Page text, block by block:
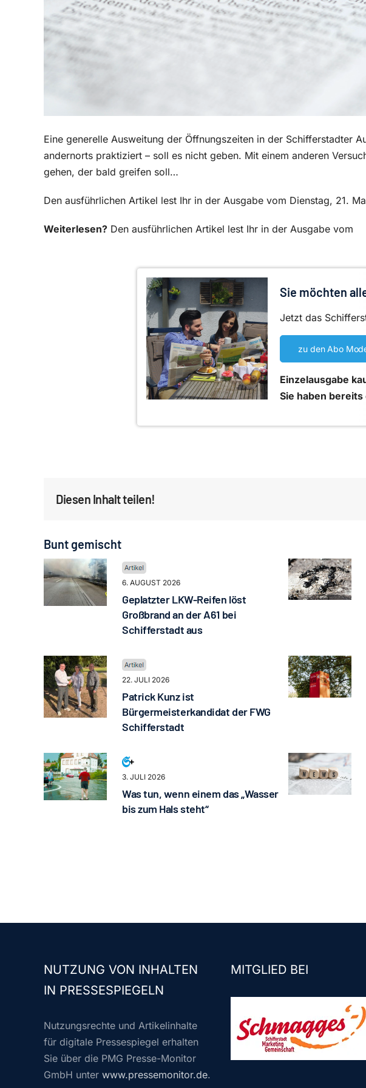
Eine generelle Ausweitung der Öffnungszeiten in der Schifferstadter
andernorts praktiziert – soll es nicht geben. Mit einem anderen
gehen, der bald greifen soll…
Den ausführlichen Artikel lest Ihr in der Ausgabe vom Dienstag, 21.
Weiterlesen? Den ausführlichen Artikel lest Ihr in der Ausgabe vom
Sie möchten
Jetzt das
zu den Abo
Einzelausgabe
Sie haben bereits
Diesen Inhalt teilen!
Bunt gemischt
6. AUGUST 2026
Geplatzter LKW-Reifen löst
Großbrand an der A61 bei
Schifferstadt aus
22. JULI 2026
Patrick Kunz ist
Bürgermeisterkandidat der FWG
Schifferstadt
3. JULI 2026
Was tun, wenn einem das „Wasser
bis zum Hals steht“
NUTZUNG VON INHALTEN
IN PRESSESPIEGELN
Nutzungsrechte und Artikelinhalte
für digitale Pressespiegel erhalten
Sie über die PMG Presse-Monitor
GmbH unter www.pressemonitor.de.
MITGLIED BEI